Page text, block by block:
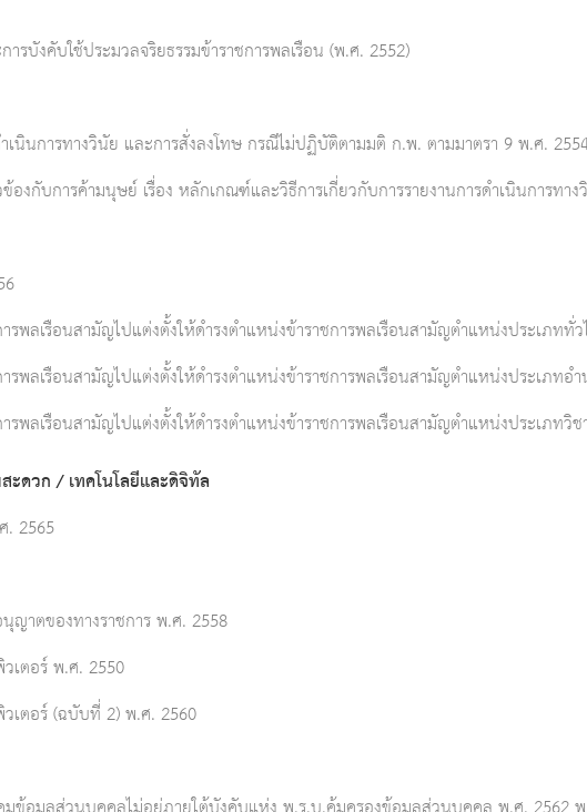
บังคับใช้ประมวลจริยธรรมข้าราชการพลเรือน (พ.ศ. 2552)
นินการทางวินัย และการสั่งลงโทษ กรณีไม่ปฏิบัติตามมติ ก.พ. ตามมาตรา 9 พ.ศ.
งกับการค้ามนุษย์ เรื่อง หลักเกณฑ์และวิธีการเกี่ยวกับการรายงานการดำเนินการทา
พลเรือนสามัญไปแต่งตั้งให้ดำรงตำแหน่งข้าราชการพลเรือนสามัญตำแหน่งประเภท
พลเรือนสามัญไปแต่งตั้งให้ดำรงตำแหน่งข้าราชการพลเรือนสามัญตำแหน่งประเภท
พลเรือนสามัญไปแต่งตั้งให้ดำรงตำแหน่งข้าราชการพลเรือนสามัญตำแหน่งประเภทวิ
ดวก / เทคโนโลยีและดิจิทัล
2565
ญาตของทางราชการ พ.ศ. 2558
เตอร์ พ.ศ. 2550
เตอร์ (ฉบับที่ 2) พ.ศ. 2560